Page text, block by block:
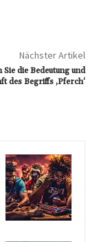
Nächster Artikel
Sie die Bedeutung und
des Begriffs ‚Pferch‘